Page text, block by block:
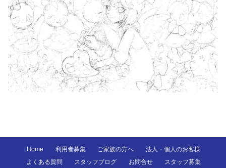
Home 利用者募集 ご家族の方へ
法人・個人のお客様
よくある質問
スタッフブログ お問合せ スタッフ募集